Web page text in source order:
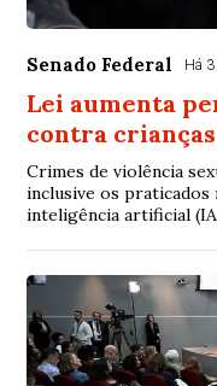
Senado Federal Há
Lei aumenta
contra
Crimes de violência
inclusive os praticados
inteligência artificial